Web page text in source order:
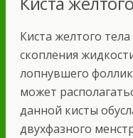
Киста желтого
скопления
лопнувшего
может
данной кисты
двухфазного